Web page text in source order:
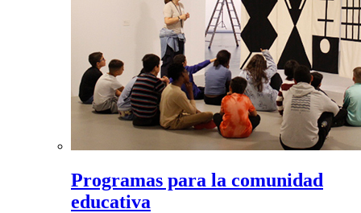
Programas para la comunidad
educativa